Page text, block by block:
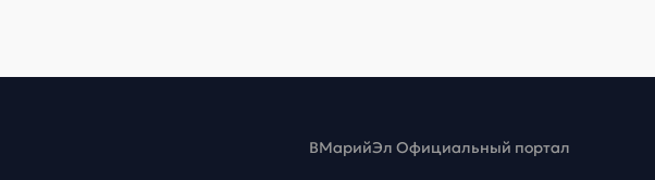
ВМарийЭл Официальный портал